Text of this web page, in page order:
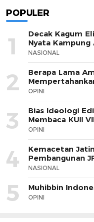
POPULER
1
Decak Kagum
Nyata Kampung
NASIONAL
2
Berapa Lama
OPINI
3
Bias Ideologi
Membaca KUII
OPINI
4
Kemacetan
Pembangunan
NASIONAL
5 Muhibbin
OPINI